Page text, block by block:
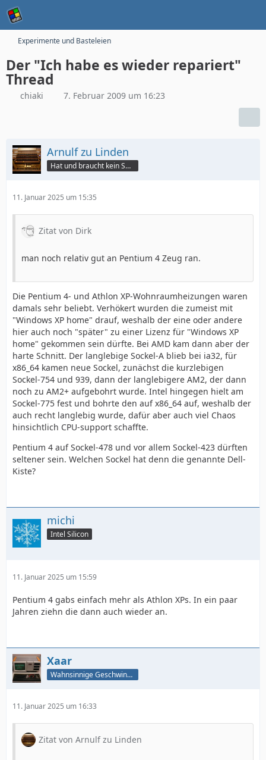
Experimente und Basteleien
Der "Ich habe es wieder repariert"
Thread
chiaki 7. Februar 2009 um 16:23
Arnulf zu Linden
Hat und braucht kein Smartphone!
11. Januar 2025 um 15:35
Zitat von Dirk
man noch relativ gut an Pentium 4 Zeug ran.
Die Pentium 4- und Athlon XP-Wohnraumheizungen waren
damals sehr beliebt. Verhökert wurden die zumeist mit
"Windows XP home" drauf, weshalb der eine oder andere
hier auch noch "später" zu einer Lizenz für "Windows XP
home" gekommen sein dürfte. Bei AMD kam dann aber der
harte Schnitt. Der langlebige Sockel-A blieb bei ia32, für
x86_64 kamen neue Sockel, zunächst die kurzlebigen
Sockel-754 und 939, dann der langlebigere AM2, der dann
noch zu AM2+ aufgebohrt wurde. Intel hingegen hielt am
Sockel-775 fest und bohrte den auf x86_64 auf, weshalb der
auch recht langlebig wurde, dafür aber auch viel Chaos
hinsichtlich CPU-support schaffte.
Pentium 4 auf Sockel-478 und vor allem Sockel-423 dürften
seltener sein. Welchen Sockel hat denn die genannte Dell-
Kiste?
michi
Intel Silicon
11. Januar 2025 um 15:59
Pentium 4 gabs einfach mehr als Athlon XPs. In ein paar
Jahren ziehn die dann auch wieder an.
Xaar
Wahnsinnige Geschwindigkeit - und los!
11. Januar 2025 um 16:33
Zitat von Arnulf zu Linden